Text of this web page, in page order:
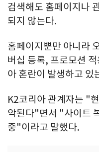
검색해도 홈페이지나
되지 않는다.
홈페이지뿐만 아니라
버십 등록, 프로모션
아 혼란이 발생하고 있
K2코리아 관계자는 "
악된다"면서 "사이트
중"이라고 말했다.